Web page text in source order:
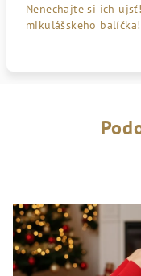
Nenechajte si ich
mikulášskeho balíčka!